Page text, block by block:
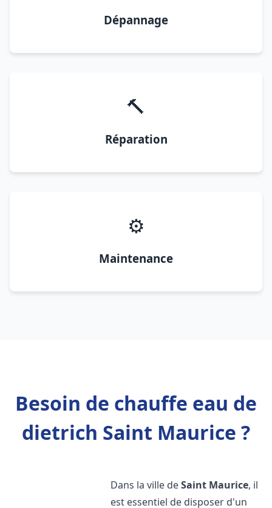
Dépannage
🔨
Réparation
⚙️
Maintenance
Besoin de chauffe eau de
dietrich Saint Maurice ?
Dans la ville deSaint Maurice, il
est essentiel de disposer d'un